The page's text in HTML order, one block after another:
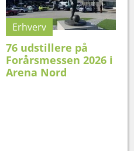
Erhverv
76 udstillere på
Forårsmessen 2026 i
Arena Nord